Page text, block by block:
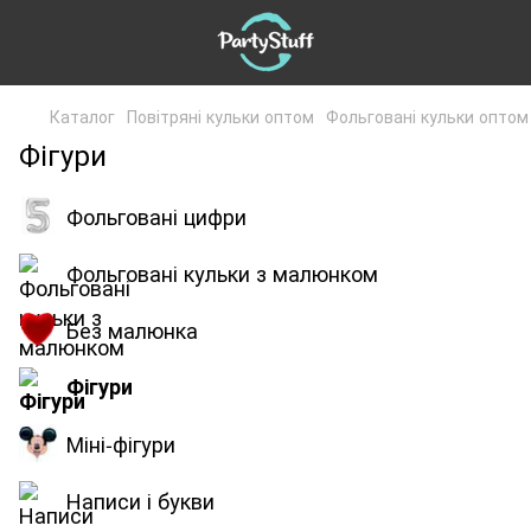
Каталог Повітряні кульки оптом Фольговані кульки оптом
Фігури
Фольговані цифри
Фольговані кульки з малюнком
Без малюнка
Фігури
Міні-фігури
Написи і букви